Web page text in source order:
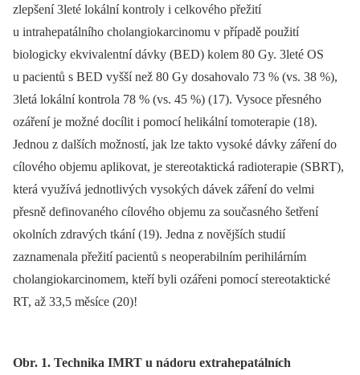
zlepšení 3leté lokální kontroly i celkového přežití
u intrahepatálního cholangiokarcinomu v případě použití
biologicky ekvivalentní dávky (BED) kolem 80 Gy. 3leté OS
u pacientů s BED vyšší než 80 Gy dosahovalo 73 % (vs. 38 %),
3letá lokální kontrola 78 % (vs. 45 %) (17). Vysoce přesného
ozáření je možné docílit i pomocí helikální tomoterapie (18).
Jednou z dalších možností, jak lze takto vysoké dávky záření do
cílového objemu aplikovat, je stereotaktická radioterapie (SBRT),
která využívá jednotlivých vysokých dávek záření do velmi
přesně definovaného cílového objemu za současného šetření
okolních zdravých tkání (19). Jedna z novějších studií
zaznamenala přežití pacientů s neoperabilním perihilárním
cholangiokarcinomem, kteří byli ozářeni pomocí stereotaktické
RT, až 33,5 měsíce (20)!
Obr. 1. Technika IMRT u nádoru extrahepatálních